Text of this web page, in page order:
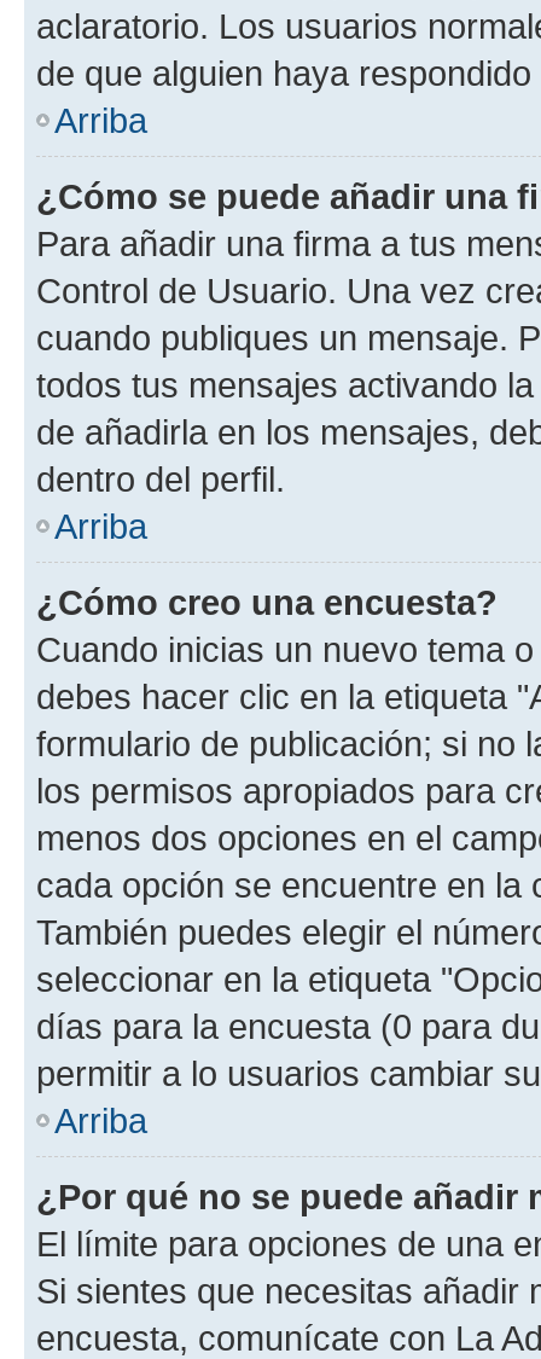
aclaratorio. Los usuarios
de que alguien haya
Arriba
¿Cómo se puede añadir una
Para añadir una firma a tus
Control de Usuario. Una vez
cuando publiques un mensaje.
todos tus mensajes activando
de añadirla en los mensajes,
dentro del perfil.
Arriba
¿Cómo creo una encuesta?
Cuando inicias un nuevo tema
debes hacer clic en la etiqueta
formulario de publicación; si no
los permisos apropiados para
menos dos opciones en el
cada opción se encuentre en
También puedes elegir el
seleccionar en la etiqueta
días para la encuesta (0 para
permitir a lo usuarios cambiar
Arriba
¿Por qué no se puede añadir
El límite para opciones de una
Si sientes que necesitas añadir
encuesta, comunícate con La